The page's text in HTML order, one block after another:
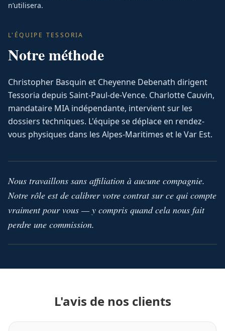
n’utilisera.
L'ÉQUIPE TESSORIA
Notre méthode
Christopher Basquin et Cheyenne Debenath dirigent
Tessoria depuis Saint-Paul-de-Vence. Charlotte Cauvin,
mandataire MIA indépendante, intervient sur les
dossiers techniques. L'équipe se déplace en rendez-
vous physiques dans les Alpes-Maritimes et le Var Est.
Nous travaillons sans affiliation à aucune compagnie.
Notre rôle est de calibrer votre contrat sur ce qui compte
vraiment pour vous — y compris quand cela nous fait
perdre une commission.
L'avis de nos clients